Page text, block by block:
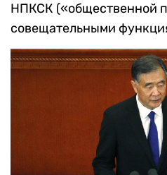
НПКСК («общественной
совещательными